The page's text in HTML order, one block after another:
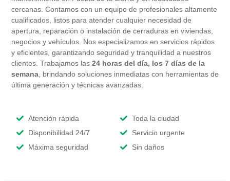
cercanas. Contamos con un equipo de profesionales altamente
cualificados, listos para atender cualquier necesidad de
apertura, reparación o instalación de cerraduras en viviendas,
negocios y vehículos. Nos especializamos en servicios rápidos
y eficientes, garantizando seguridad y tranquilidad a nuestros
clientes. Trabajamos las 24 horas del día, los 7 días de la
semana , brindando soluciones inmediatas con herramientas de
última generación y técnicas avanzadas.
Atención rápida
Disponibilidad 24/7
Máxima seguridad
Toda la ciudad
Servicio urgente
Sin daños